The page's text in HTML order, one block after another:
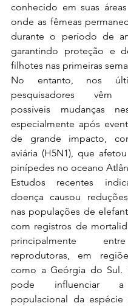
conhecido em suas
onde as fêmeas
durante o período de
garantindo proteção e
filhotes nas primeiras
No entanto, nos
pesquisadores vêm
possíveis mudanças
especialmente após
de grande impacto,
aviária (H5N1), que
pinípedes no oceano
Estudos recentes
doença causou
nas populações de
com registros de
principalmente
reprodutoras, em
como a Geórgia do Sul.
pode influenciar a
populacional da